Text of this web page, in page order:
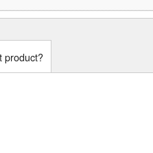
product?